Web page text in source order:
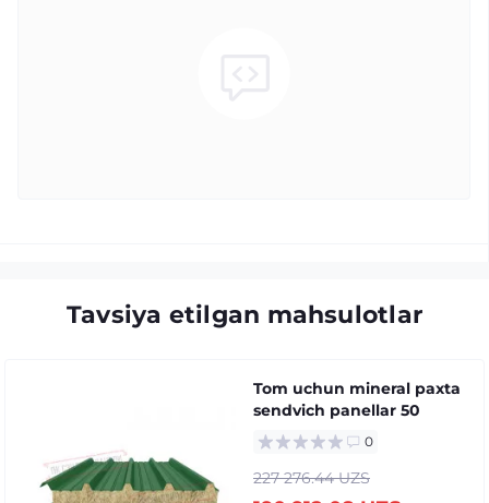
Tavsiya etilgan mahsulotlar
Tom uchun mineral paxta
sendvich panellar 50
0
227 276.44 UZS